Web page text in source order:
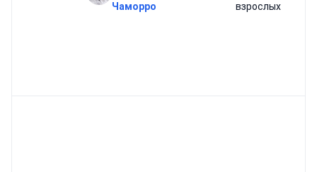
Чаморро
взрослых